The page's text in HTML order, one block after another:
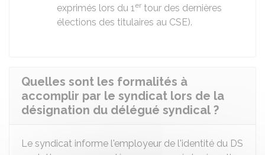
exprimés lors du 1er tour des dernières
élections des titulaires au CSE).
Quelles sont les formalités à
accomplir par le syndicat lors de la
désignation du délégué syndical ?
Le syndicat informe l'employeur de l'identité du DS